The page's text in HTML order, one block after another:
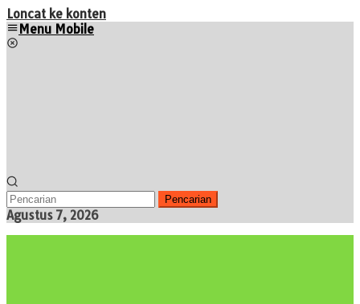
Loncat ke konten
Menu Mobile
Pencarian
Agustus 7, 2026